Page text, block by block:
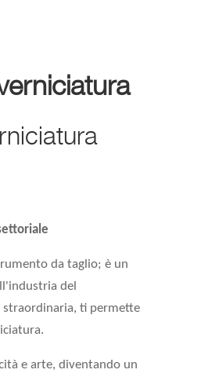
da taglio; è un
del
straordinaria, ti permette
e arte, diventando un